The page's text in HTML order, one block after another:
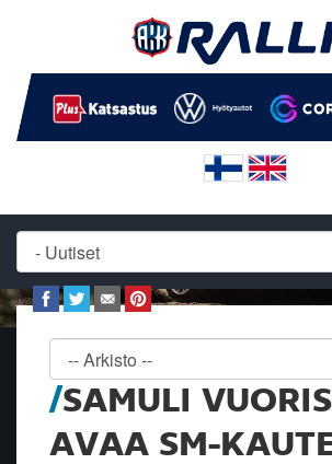
SAMULI
AVAA SM-